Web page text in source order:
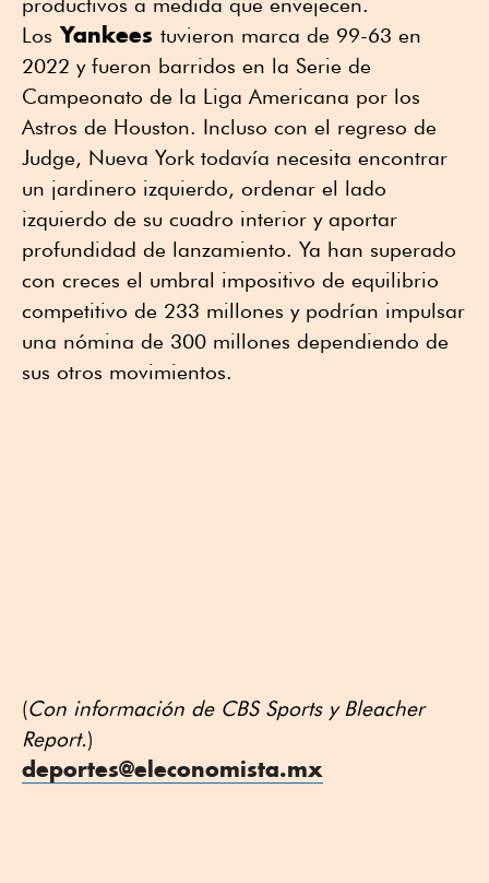
Los Yankees tuvieron marca de 99-63 en
2022 y fueron barridos en la Serie de
Campeonato de la Liga Americana por los
Astros de Houston. Incluso con el regreso de
Judge, Nueva York todavía necesita encontrar
un jardinero izquierdo, ordenar el lado
izquierdo de su cuadro interior y aportar
profundidad de lanzamiento. Ya han superado
con creces el umbral impositivo de equilibrio
competitivo de 233 millones y podrían impulsar
una nómina de 300 millones dependiendo de
sus otros movimientos.
(Con información de CBS Sports y Bleacher
Report.)
deportes@eleconomista.mx